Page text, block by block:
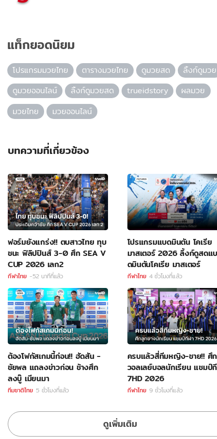
แท็กยอดนิยม
โปรแกรมมวยไทย ตารางมวยไทย ดูมวยสด
ลิ้งก์ดูมวย
ดูมวยออนไลน์
ลิ้งก์ดูมวยสด trueidstory
ผลมวย
มวยไทย
มวยออนไลน์
บทความที่เกี่ยวข้อง
ฟอร์มยังแกร่ง!! ตบสาวไทย ทุบ
ชนะ ฟิลิปปินส์ 3-0 ศึก SEA V
CUP 2026 เลก2
กีฬาไทย -52 นาทีที่แล้ว
โปรแกรมแบดมินตัน โคเรีย
มาสเตอร์ 2026 ลิ้งก์ดูสดแ
ดมินตันโคเรีย มาสเตอร์
กีฬาไทย 4 ชั่วโมงที่แล้ว
ต้องโฟกัสเกมนี้ก่อน!! ฮัดสัน -
ชัยพล แถลงข่าวก่อน ช้างศึก
ลงบู๊ เมียนมา
ทีมชาติไทย 5 ชั่วโมงที่แล้ว
ครบแล้วสี่ทีมหญิง-ชาย!! ศึก
วอลเลย์บอลนักเรียน แชมป์
7HD 2026
กีฬาไทย 9 ชั่วโมงที่แล้ว
ดูเพิ่มเติม